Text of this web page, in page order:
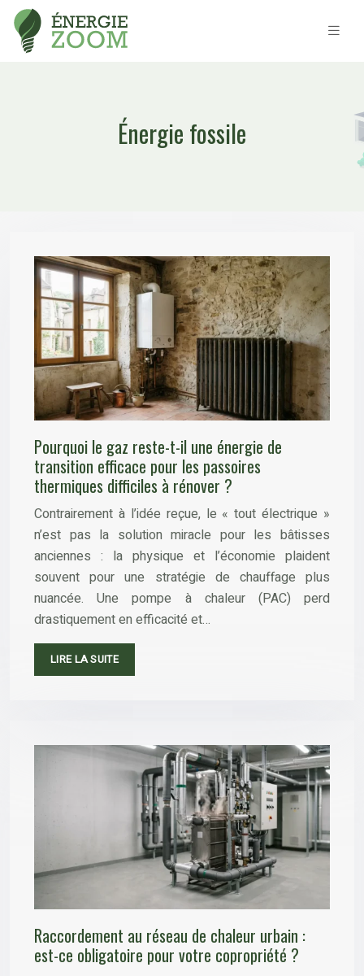
Énergie fossile
Pourquoi le gaz reste-t-il une énergie de
transition efficace pour les passoires
thermiques difficiles à rénover ?
Contrairement à l’idée reçue, le « tout électrique »
n’est pas la solution miracle pour les bâtisses
anciennes : la physique et l’économie plaident
souvent pour une stratégie de chauffage plus
nuancée. Une pompe à chaleur (PAC) perd
drastiquement en efficacité et…
LIRE LA SUITE
Raccordement au réseau de chaleur urbain :
est-ce obligatoire pour votre copropriété ?